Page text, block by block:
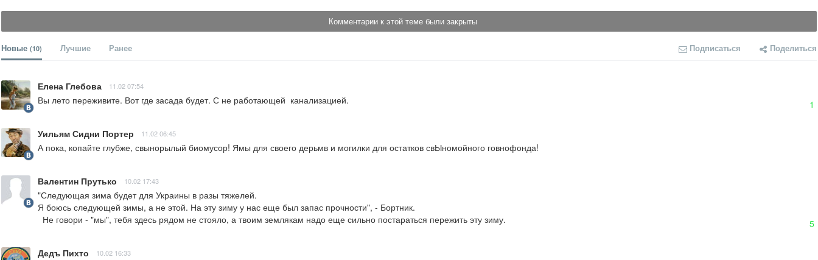
Комментарии к этой теме были закрыты
Новые (10) Лучшие Ранее Подписаться Поделиться
Елена Глебова 11.02 07:54
Вы лето переживите. Вот где засада будет. С не работающей  канализацией. 1
Уильям Сидни Портер 11.02 06:45
А пока, копайте глубже, свынорылый биомусор! Ямы для своего дерьмв и могилки для остатков свЫномойного говнофонда!
Валентин Прутько 10.02 17:43
"Следующая зима будет для Украины в разы тяжелей.
Я боюсь следующей зимы, а не этой. На эту зиму у нас еще был запас прочности", - Бортник.
  Не говори - "мы", тебя здесь рядом не стояло, а твоим землякам надо еще сильно постараться пережить эту зиму.
5
Дедъ Пихто 10.02 16:33